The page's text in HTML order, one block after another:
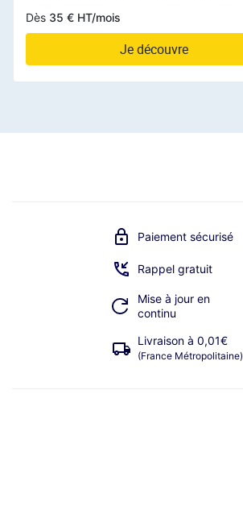
Dès 35 € HT/mois
Je découvre
Paiement sécurisé
Rappel gratuit
Mise à jour en
continu
Livraison à 0,01€
(France Métropolitaine)